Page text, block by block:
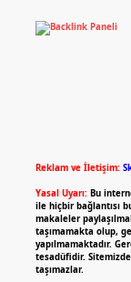
Reklam ve İletişim:
Yasal Uyarı: Bu
ile hiçbir bağlantısı
makaleler
taşımamakta olup,
yapılmamaktadır.
tesadüfidir.
taşımazlar.